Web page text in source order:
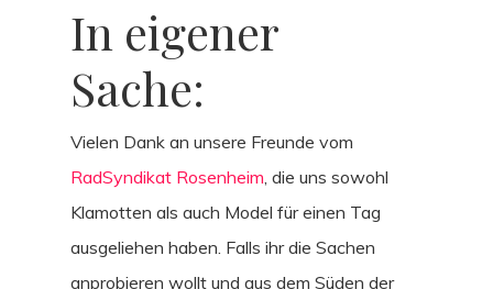
In eigener
Sache:
Vielen Dank an unsere Freunde vom
RadSyndikat Rosenheim, die uns sowohl
Klamotten als auch Model für einen Tag
ausgeliehen haben. Falls ihr die Sachen
anprobieren wollt und aus dem Süden der